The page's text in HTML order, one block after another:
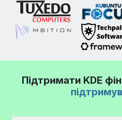
Підтримати KDE